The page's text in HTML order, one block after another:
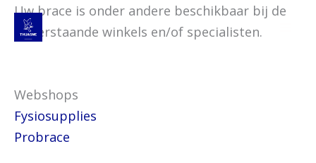
Spring
naar
Uw brace is onder andere beschikbaar bij de
onderstaande winkels en/of specialisten.
Webshops
Fysiosupplies
Probrace